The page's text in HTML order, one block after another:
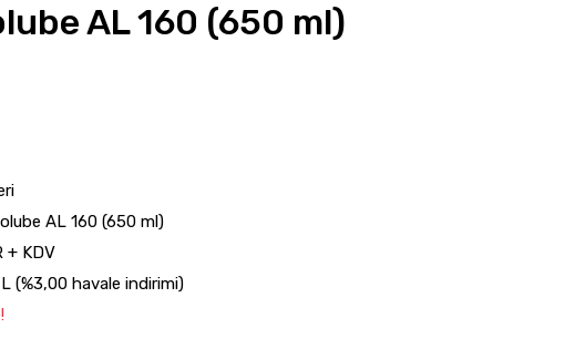
AL 160 (650 ml)
AL 160 (650 ml)
+ KDV
(%3,00 havale indirimi)